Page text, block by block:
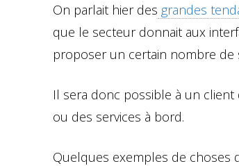
On parlait hier des grandes
que le secteur donnait aux
proposer un certain nombre de
Il sera donc possible à un client
ou des services à bord.
Quelques exemples de choses